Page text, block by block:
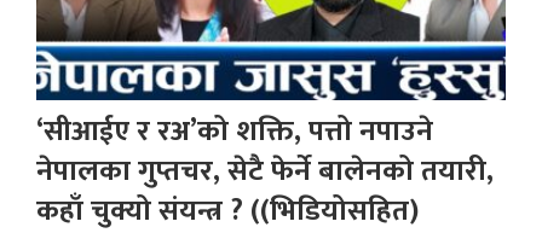
‘सीआईए र रअ’को शक्ति, पत्तो नपाउने
नेपालका गुप्तचर, सेटै फेर्ने बालेनको तयारी,
कहाँ चुक्यो संयन्त्र ? ((भिडियोसहित)